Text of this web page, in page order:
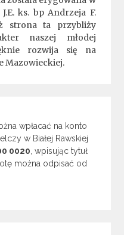
ks. bp Andrzeja F.
strona ta przybliży
naszej młodej
rozwija się na
Mazowieckiej.
wpłacać na konto
w Białej Rawskiej
0020 , wpisując tytuł
można odpisać od